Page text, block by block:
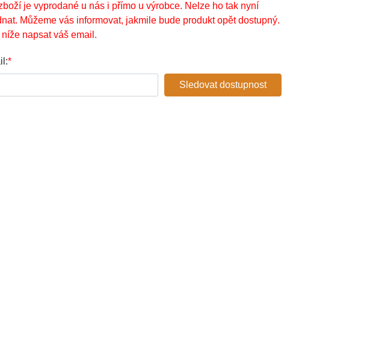
je vyprodané u nás i přímo u výrobce. Nelze ho tak nyní
Můžeme vás informovat, jakmile bude produkt opět dostupný.
níže napsat váš email.
*
Sledovat dostupnost